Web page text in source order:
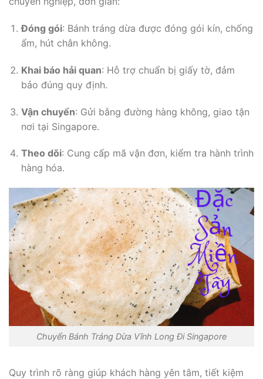
Đóng gói: Bánh tráng dừa được đóng gói kín, chống
ẩm, hút chân không.
Khai báo hải quan: Hỗ trợ chuẩn bị giấy tờ, đảm
bảo đúng quy định.
Vận chuyển: Gửi bằng đường hàng không, giao tận
nơi tại Singapore.
Theo dõi: Cung cấp mã vận đơn, kiểm tra hành trình
hàng hóa.
Chuyển Bánh Tráng Dừa Vĩnh Long Đi Singapore
Quy trình rõ ràng giúp khách hàng yên tâm, tiết kiệm